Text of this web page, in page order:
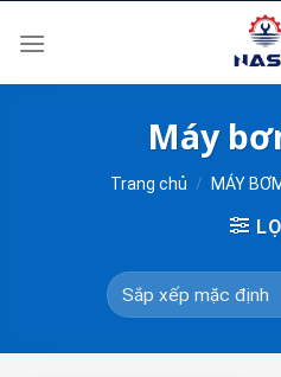
Máy
Trang chủ / MÁY